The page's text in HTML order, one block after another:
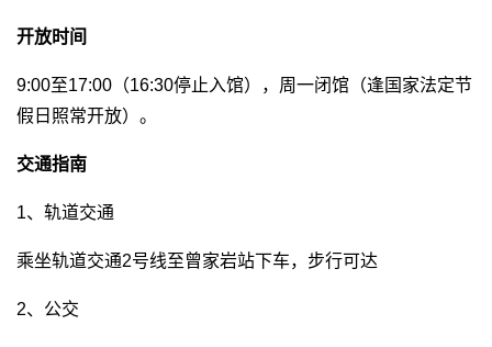
开放时间
9:00至17:00（16:30停止入馆），周一闭馆（逢国家法定节
假日照常开放）。
交通指南
1、轨道交通
乘坐轨道交通2号线至曾家岩站下车，步行可达
2、公交